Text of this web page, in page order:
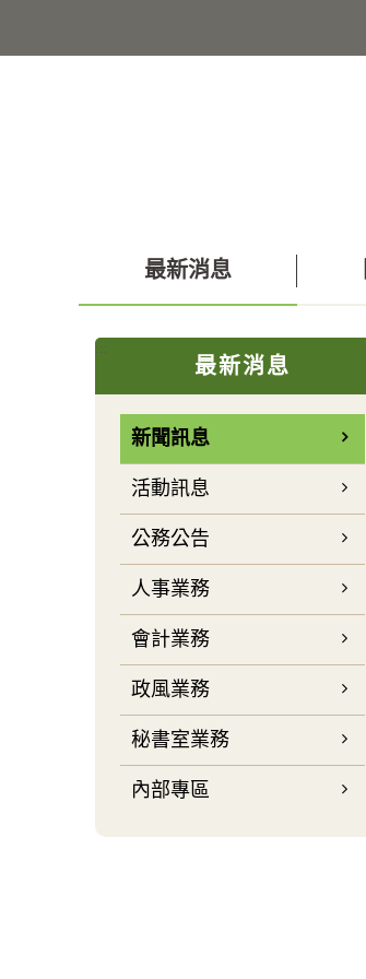
主
最新消息
:::
最新消息
新聞訊息
活動訊息
公務公告
人事業務
會計業務
政風業務
秘書室業務
內部專區